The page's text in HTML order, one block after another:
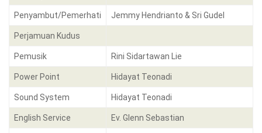
Penyambut/Pemerhati Jemmy Hendrianto & Sri Gudel
Perjamuan Kudus
Pemusik Rini Sidartawan Lie
Power Point Hidayat Teonadi
Sound System Hidayat Teonadi
English Service Ev. Glenn Sebastian